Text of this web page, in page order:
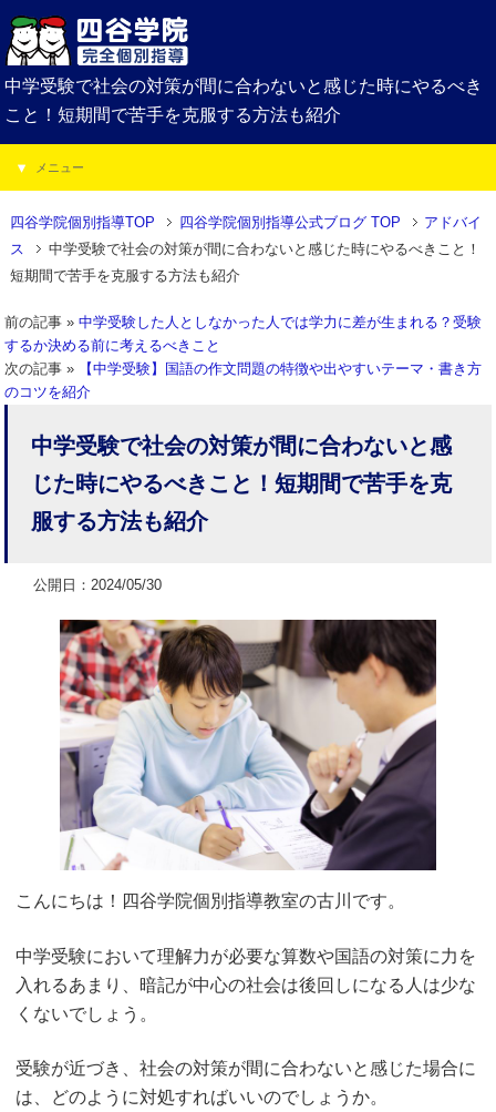
中学受験で社会の対策が間に合わないと感じた時にやるべき
こと！短期間で苦手を克服する方法も紹介
メニュー
四谷学院個別指導TOP 四谷学院個別指導公式ブログ TOP
アドバイ
ス
中学受験で社会の対策が間に合わないと感じた時にやるべきこと！
短期間で苦手を克服する方法も紹介
前の記事 »中学受験した人としなかった人では学力に差が生まれる？受験
するか決める前に考えるべきこと
次の記事 »
【中学受験】国語の作文問題の特徴や出やすいテーマ・書き方
のコツを紹介
中学受験で社会の対策が間に合わないと感
じた時にやるべきこと！短期間で苦手を克
服する方法も紹介
公開日：2024/05/30
こんにちは！四谷学院個別指導教室の古川です。
中学受験において理解力が必要な算数や国語の対策に力を
入れるあまり、暗記が中心の社会は後回しになる人は少な
くないでしょう。
受験が近づき、社会の対策が間に合わないと感じた場合に
は、どのように対処すればいいのでしょうか。